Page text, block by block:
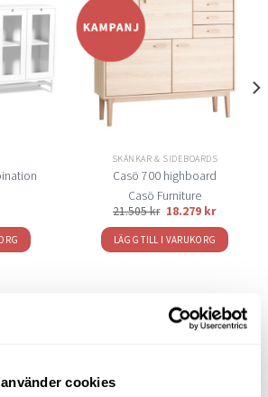
cookies
Lägg
till i
Lägg
till i
SKÄNKAR & SIDEBOARDS
Casö 700 highboard
Casö Furniture
21.505kr 18.279 kr
LÄGG TILL I VARUKORG